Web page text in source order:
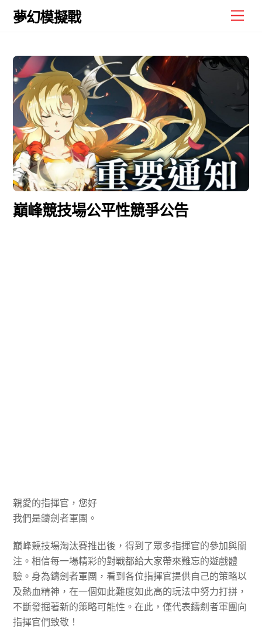
Skip
夢幻模擬戰
巔峰競技場公平性競爭公告
親愛的指揮官，您好
我們是鑄劍者軍團。
巔峰競技場淘汰賽推出後，得到了眾多指揮官的參加與關
注。相信每一場精彩的對戰都給大家帶來難忘的遊戲體
驗。身為鑄劍者軍團，看到各位指揮官提供自己的策略以
及熱血精神，在一個如此難度如此高的玩法中努力打拼，
不斷發掘著新的策略可能性。在此，僅代表鑄劍者軍團向
指揮官們致敬！